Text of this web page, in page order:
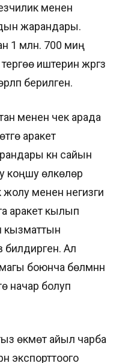
менен
жарандары.
1 млн. 700 миң
иштерин жүргүзүү
берилген.
менен чек арада
аракет
күн сайын
коңшу өлкөлөр
менен негизги
аракет кылып
кызматтын
Ал
боюнча бөлүмүнүн
начар болуп
өкмөтү айыл чарба
экспорттоого